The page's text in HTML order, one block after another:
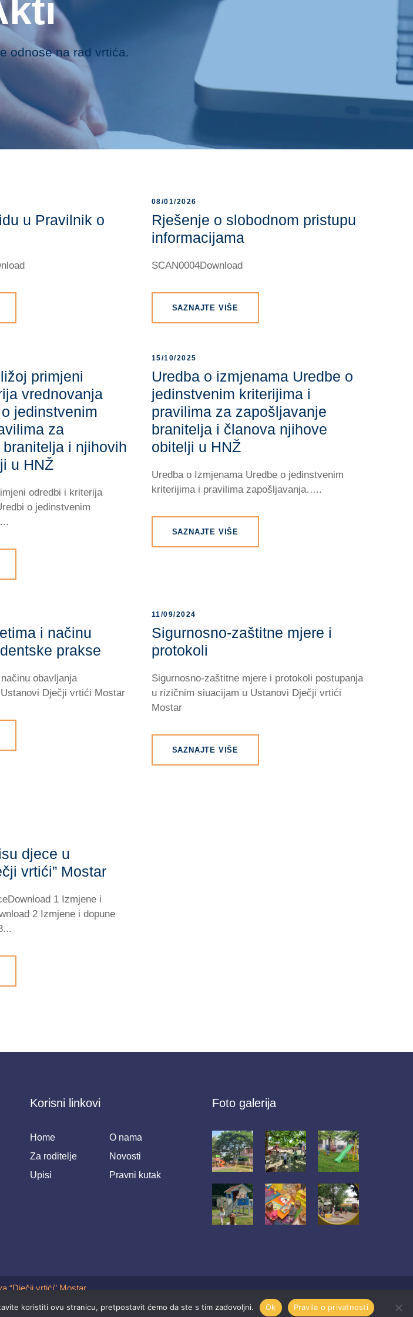
odnose na rad vrtića.
u Pravilnik o
08/01/2026
Rješenje o slobodnom pristupu
informacijama
SCAN0004Download
SAZNAJTE VIŠE
primjeni
vrednovanja
jedinstvenim
za
i njihovih
u HNŽ
odredbi i kriterija
o jedinstvenim
15/10/2025
Uredba o izmjenama Uredbe o
jedinstvenim kriterijima i
pravilima za zapošljavanje
branitelja i članova njihove
obitelji u HNŽ
Uredba o Izmjenama Uredbe o jedinstvenim
kriterijima i pravilima zapošljavanja…..
SAZNAJTE VIŠE
i načinu
prakse
obavljanja
Dječji vrtići Mostar
11/09/2024
Sigurnosno-zaštitne mjere i
protokoli
Sigurnosno-zaštitne mjere i protokoli postupanja
u rizičnim siuacijam u Ustanovi Dječji vrtići
Mostar
SAZNAJTE VIŠE
djece u
vrtići” Mostar
1 Izmjene i
2 Izmjene i dopune
Korisni linkovi
Home
O nama
Za roditelje
Novosti
Upisi
Pravni kutak
Foto galerija
“Dječji vrtići” Mostar.
koristiti ovu stranicu, pretpostavit ćemo da ste s tim zadovoljni. Ok Pravila o privatnosti